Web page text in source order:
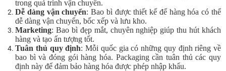
trong quá trình vận chuyển.
Dễ dàng vận chuyển: Bao bì được thiết kế để hàng hóa có thể
dễ dàng vận chuyển, bốc xếp và lưu kho.
Marketing: Bao bì đẹp mắt, chuyên nghiệp giúp thu hút khách
hàng và tạo ấn tượng tốt.
Tuân thủ quy định: Mỗi quốc gia có những quy định riêng về
bao bì và đóng gói hàng hóa. Packaging cần tuân thủ các quy
định này để đảm bảo hàng hóa được phép nhập khẩu.